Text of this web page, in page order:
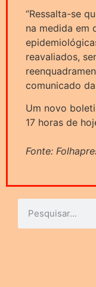
“Ressalta-se
na medida em
reavaliados,
comunicado
Um novo
17 horas de
Fonte: